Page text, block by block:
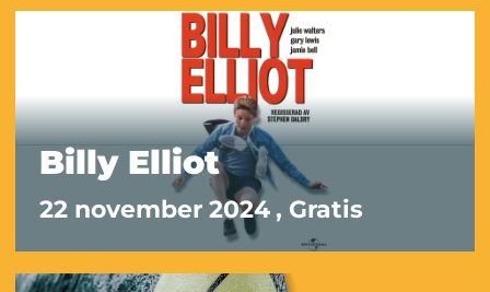
Billy Elliot
22 november 2024 , Gratis